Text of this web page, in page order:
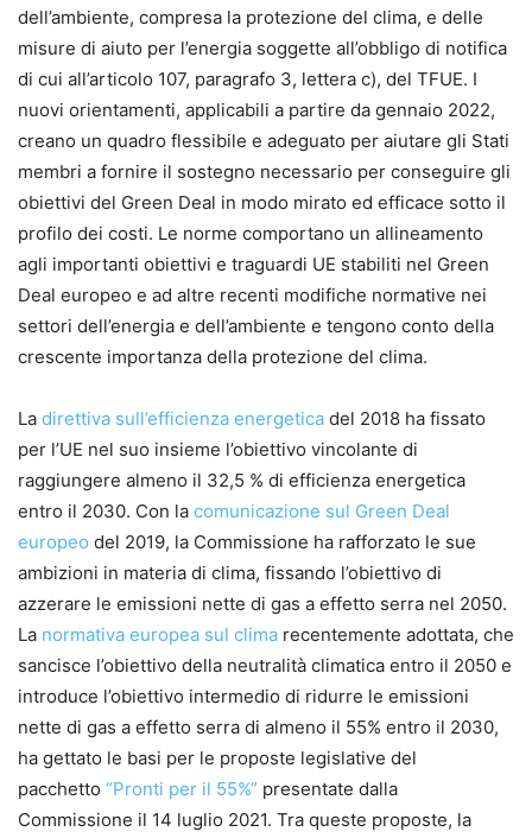
dell’ambiente, compresa la protezione del clima, e delle
misure di aiuto per l’energia soggette all’obbligo di notifica
di cui all’articolo 107, paragrafo 3, lettera c), del TFUE. I
nuovi orientamenti, applicabili a partire da gennaio 2022,
creano un quadro flessibile e adeguato per aiutare gli Stati
membri a fornire il sostegno necessario per conseguire gli
obiettivi del Green Deal in modo mirato ed efficace sotto il
profilo dei costi. Le norme comportano un allineamento
agli importanti obiettivi e traguardi UE stabiliti nel Green
Deal europeo e ad altre recenti modifiche normative nei
settori dell’energia e dell’ambiente e tengono conto della
crescente importanza della protezione del clima.
La direttiva sull’efficienza energetica del 2018 ha fissato
per l’UE nel suo insieme l’obiettivo vincolante di
raggiungere almeno il 32,5 % di efficienza energetica
entro il 2030. Con la comunicazione sul Green Deal
europeo del 2019, la Commissione ha rafforzato le sue
ambizioni in materia di clima, fissando l’obiettivo di
azzerare le emissioni nette di gas a effetto serra nel 2050.
La normativa europea sul clima recentemente adottata, che
sancisce l’obiettivo della neutralità climatica entro il 2050 e
introduce l’obiettivo intermedio di ridurre le emissioni
nette di gas a effetto serra di almeno il 55% entro il 2030,
ha gettato le basi per le proposte legislative del
pacchetto “Pronti per il 55%” presentate dalla
Commissione il 14 luglio 2021. Tra queste proposte, la